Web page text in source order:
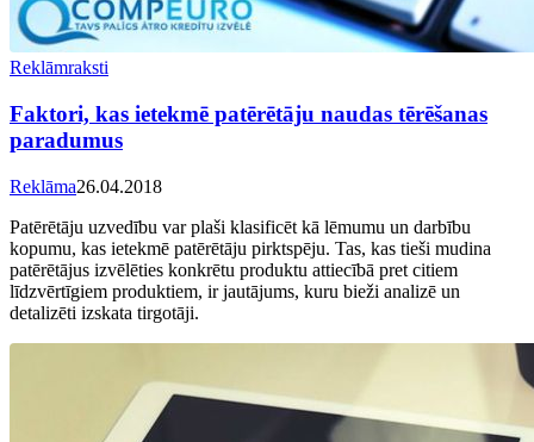
Reklāmraksti
Faktori, kas ietekmē patērētāju naudas tērēšanas
paradumus
Reklāma26.04.2018
Patērētāju uzvedību var plaši klasificēt kā lēmumu un darbību
kopumu, kas ietekmē patērētāju pirktspēju. Tas, kas tieši mudina
patērētājus izvēlēties konkrētu produktu attiecībā pret citiem
līdzvērtīgiem produktiem, ir jautājums, kuru bieži analizē un
detalizēti izskata tirgotāji.